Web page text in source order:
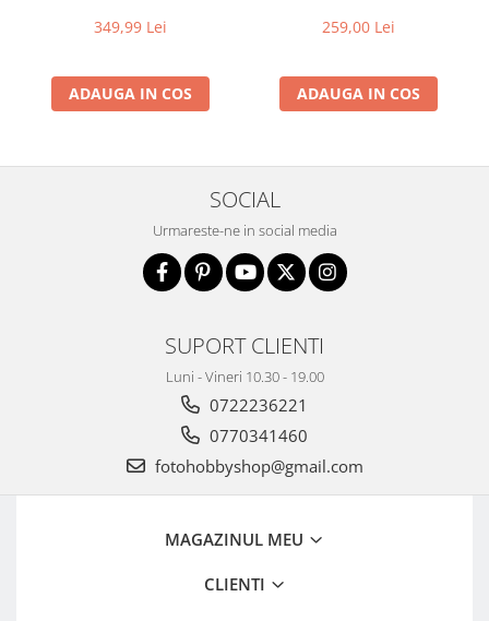
Aparate foto SECOND HAND
Aparate foto DSLR (SH)
Obiective foto Mirrorless (SH)
Obiective foto DSLR (SH)
Obiective foto SLR (pe film) (SH)
Accesorii pentru obiective ,
Blitz-uri externe + accesorii ,
Blitz-uri studio , SECOND HAND
Imprimante SECOND HAND
Video - Convertoare pe filet
Adaptoare pentru compacte
349,99 Lei
ADAUGA IN COS
259,00 Lei
ADAUGA IN COS
SOCIAL
Urmareste-ne in social media
SUPORT CLIENTI
Luni - Vineri 10.30 - 19.00
0722236221
0770341460
fotohobbyshop@gmail.com
MAGAZINUL MEU
CLIENTI